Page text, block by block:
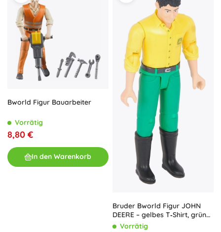
Bworld Figur Bauarbeiter
Vorrätig
8,80 €
In den Warenkorb
Bruder Bworld Figur JOHN
DEERE – gelbes T‑Shirt, grüne
HoseVorrätig